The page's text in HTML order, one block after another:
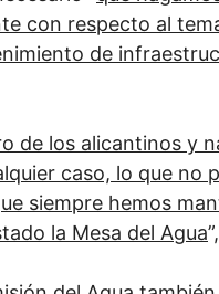
con respecto al
de
de los alicantinos y
caso, lo que no
siempre hemos
la Mesa del Agua